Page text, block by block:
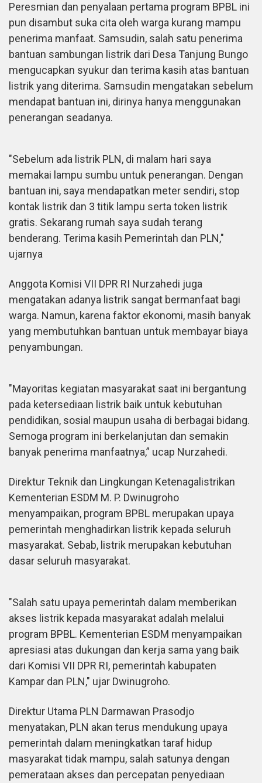
Peresmian dan penyalaan pertama program BPBL ini
pun disambut suka cita oleh warga kurang mampu
penerima manfaat. Samsudin, salah satu penerima
bantuan sambungan listrik dari Desa Tanjung Bungo
mengucapkan syukur dan terima kasih atas bantuan
listrik yang diterima. Samsudin mengatakan sebelum
mendapat bantuan ini, dirinya hanya menggunakan
penerangan seadanya.
"Sebelum ada listrik PLN, di malam hari saya
memakai lampu sumbu untuk penerangan. Dengan
bantuan ini, saya mendapatkan meter sendiri, stop
kontak listrik dan 3 titik lampu serta token listrik
gratis. Sekarang rumah saya sudah terang
benderang. Terima kasih Pemerintah dan PLN,"
ujarnya
Anggota Komisi VII DPR RI Nurzahedi juga
mengatakan adanya listrik sangat bermanfaat bagi
warga. Namun, karena faktor ekonomi, masih banyak
yang membutuhkan bantuan untuk membayar biaya
penyambungan.
"Mayoritas kegiatan masyarakat saat ini bergantung
pada ketersediaan listrik baik untuk kebutuhan
pendidikan, sosial maupun usaha di berbagai bidang.
Semoga program ini berkelanjutan dan semakin
banyak penerima manfaatnya,” ucap Nurzahedi.
Direktur Teknik dan Lingkungan Ketenagalistrikan
Kementerian ESDM M. P. Dwinugroho
menyampaikan, program BPBL merupakan upaya
pemerintah menghadirkan listrik kepada seluruh
masyarakat. Sebab, listrik merupakan kebutuhan
dasar seluruh masyarakat.
"Salah satu upaya pemerintah dalam memberikan
akses listrik kepada masyarakat adalah melalui
program BPBL. Kementerian ESDM menyampaikan
apresiasi atas dukungan dan kerja sama yang baik
dari Komisi VII DPR RI, pemerintah kabupaten
Kampar dan PLN," ujar Dwinugroho.
Direktur Utama PLN Darmawan Prasodjo
menyatakan, PLN akan terus mendukung upaya
pemerintah dalam meningkatkan taraf hidup
masyarakat tidak mampu, salah satunya dengan
pemerataan akses dan percepatan penyediaan